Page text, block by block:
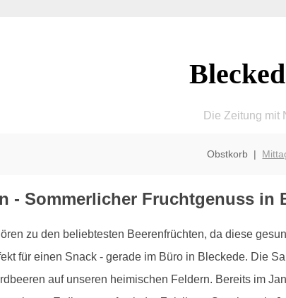
Die Zeitung mit
Obstkorb |
- Sommerlicher Fruchtgenuss in
zu den beliebtesten Beerenfrüchten, da diese
für einen Snack - gerade im Büro in Bleckede. Die
auf unseren heimischen Feldern. Bereits im